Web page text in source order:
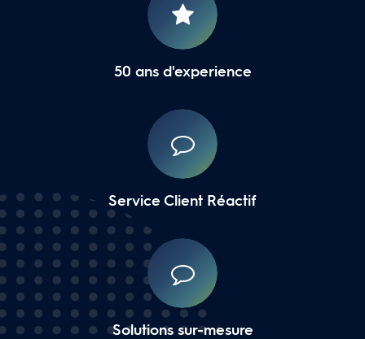
50 ans d'experience
Service Client Réactif
Solutions sur-mesure